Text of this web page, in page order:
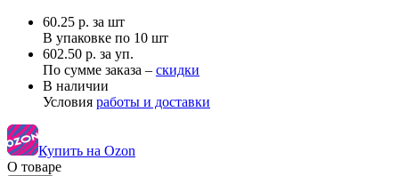
60.25 р. за шт
В упаковке по 10 шт
602.50 р. за уп.
По сумме заказа – скидки
В наличии
Условия работы и доставки
Купить на Ozon
О товаре